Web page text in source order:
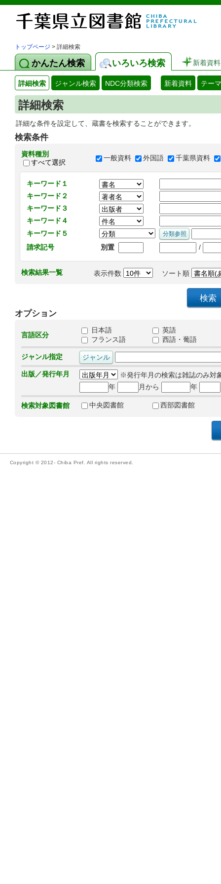
トップページ > 詳細検索
かんたん検索 いろいろ検索 新着資料
詳細検索 ジャンル検索 NDC分類検索 新着資料 テー
詳細検索
詳細な条件を設定して、蔵書を検索することができます。
検索条件
資料種別
すべて選択
一般資料 外国語 千葉県資料
キーワード１
キーワード２
キーワード３
キーワード４
キーワード５
請求記号
別置 /
検索結果一覧 表示件数 ソート順
オプション
言語区分
日本語
英語
フランス語
西語・葡語
ジャンル指定
出版／発行年月
※発行年月の検索は雑誌のみ対
年
月から 年
検索対象図書館 中央図書館 西部図書館
Copyright © 2012- Chiba Pref. All rights reserved.